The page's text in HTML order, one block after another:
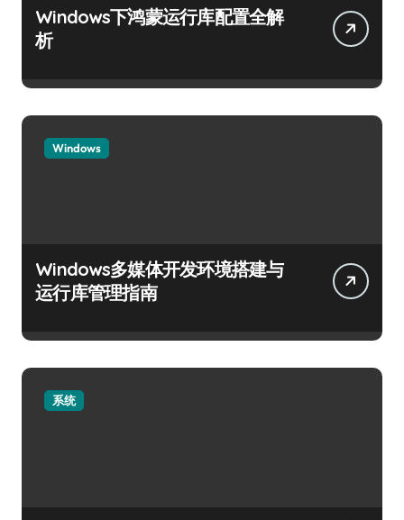
Windows下鸿蒙运行库配置全解
析
Windows
Windows多媒体开发环境搭建与
运行库管理指南
系统